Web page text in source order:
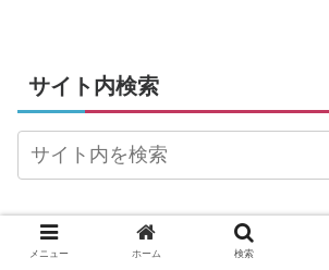
サイト内検索
カテゴリー
メニュー ホーム 検索